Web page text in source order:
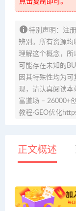
特别声明：注
辨别。所有资源均
理解这个概念，所
可能存在未知的
因其特殊性均为
现，请认真阅读本
富道场 – 26000+
教程·GEO优化
正文概述